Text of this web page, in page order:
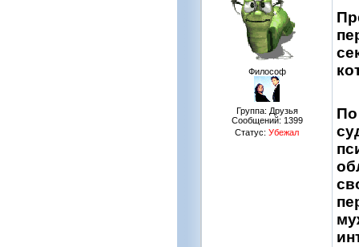
Философ
Группа: Друзья
Сообщений: 1399
Статус: Убежал
По